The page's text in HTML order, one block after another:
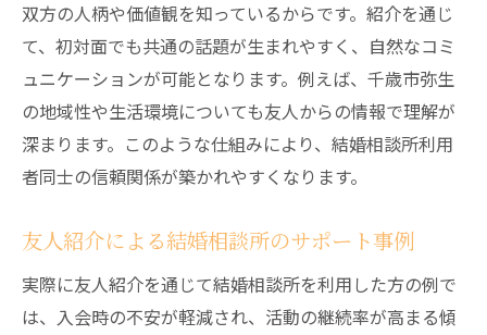
双方の人柄や価値観を知っているからです。紹介を通じ
て、初対面でも共通の話題が生まれやすく、自然なコミ
ュニケーションが可能となります。例えば、千歳市弥生
の地域性や生活環境についても友人からの情報で理解が
深まります。このような仕組みにより、結婚相談所利用
者同士の信頼関係が築かれやすくなります。
友人紹介による結婚相談所のサポート事例
実際に友人紹介を通じて結婚相談所を利用した方の例で
は、入会時の不安が軽減され、活動の継続率が高まる傾